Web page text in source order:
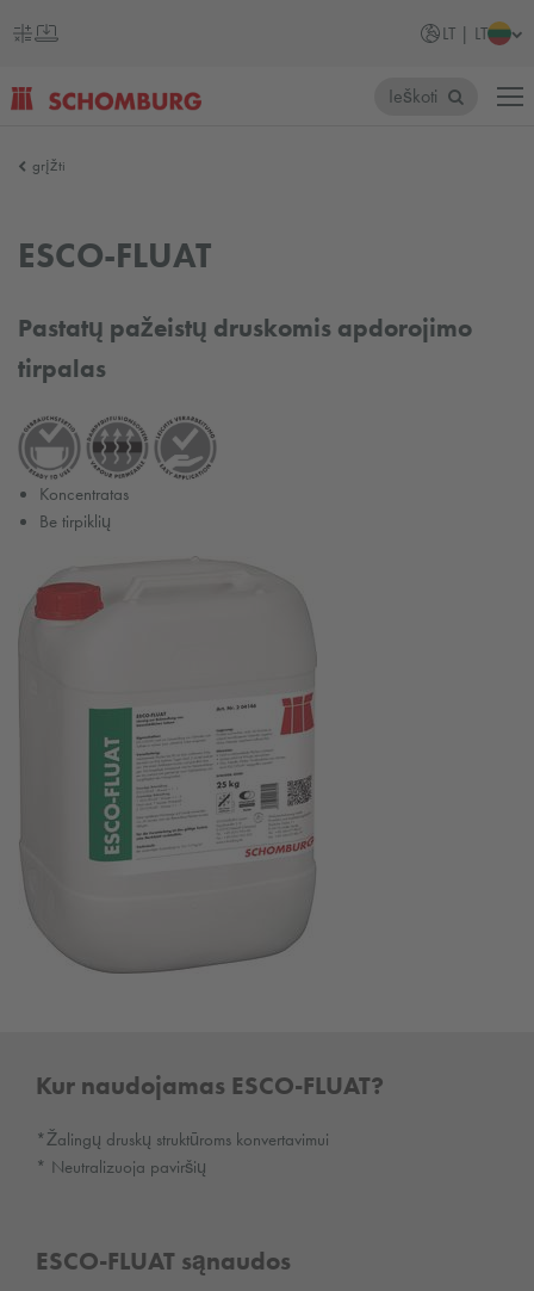
LT | LT
Ieškoti
grįžti
ESCO-FLUAT
Pastatų pažeistų druskomis apdorojimo
tirpalas
Koncentratas
Be tirpiklių
Kur naudojamas ESCO-FLUAT?
*Žalingų druskų struktūroms konvertavimui
* Neutralizuoja paviršių
ESCO-FLUAT sąnaudos